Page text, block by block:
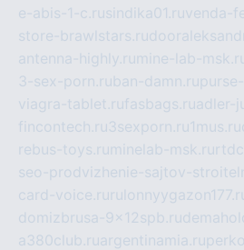
e-abis-1-c.rusindika01.ruvenda-
store-brawlstars.ru
antenna-highly.ru mine-lab-
3-sex-porn.ruban-damn.ru
viagra-tablet.rufasbags.ruadler-
fincontech.ru3sexporn.ru1mus.ru
rebus-toys.ru minelab-msk.ru
seo-prodvizhenie-sajtov-
card-voice.ru
domizbrusa-9x12spb.ru
a380club.ruargentinamia.ru